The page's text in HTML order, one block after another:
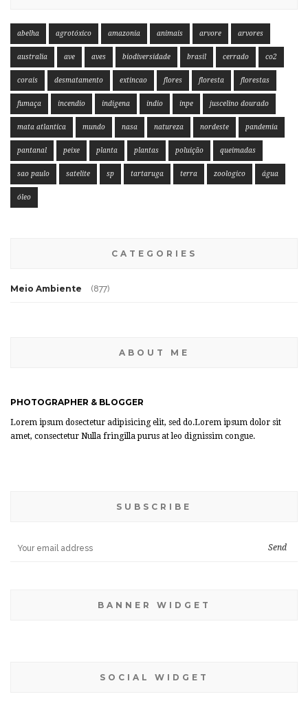
abelha agrotóxico amazonia animais arvore arvores
australia ave aves biodiversidade brasil cerrado co2
corais desmatamento extincao flores floresta florestas
fumaça incendio indigena indio inpe juscelino dourado
mata atlantica mundo nasa natureza nordeste pandemia
pantanal peixe planta plantas poluição queimadas
sao paulo satelite sp tartaruga terra zoologico água
óleo
CATEGORIES
Meio Ambiente (877)
ABOUT ME
PHOTOGRAPHER & BLOGGER
Lorem ipsum dosectetur adipisicing elit, sed do.Lorem ipsum dolor sit
amet, consectetur Nulla fringilla purus at leo dignissim congue.
SUBSCRIBE
BANNER WIDGET
SOCIAL WIDGET